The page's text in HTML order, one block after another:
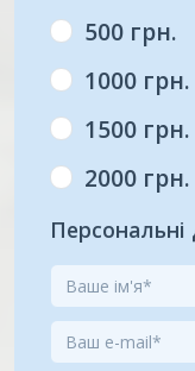
500 грн.
1000 грн.
1500 грн.
2000 грн.
Персональні